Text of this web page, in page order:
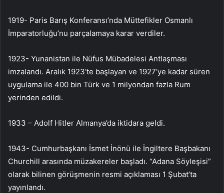
1919- Paris Barış Konferansı’nda Müttefikler Osmanlı
İmparatorluğu’nu parçalamaya karar verdiler.
1923- Yunanistan ile Nüfus Mübadelesi Antlaşması
imzalandı. Aralık 1923’te başlayan ve 1927’ye kadar süren
uygulama ile 400 bin Türk ve 1 milyondan fazla Rum
yerinden edildi.
1933 – Adolf Hitler Almanya’da iktidara geldi.
1943- Cumhurbaşkanı İsmet İnönü ile İngiltere Başbakanı
Churchill arasında müzakereler başladı. “Adana Söyleşisi”
olarak bilinen görüşmenin resmi açıklaması 1 Şubat’ta
yayınlandı.